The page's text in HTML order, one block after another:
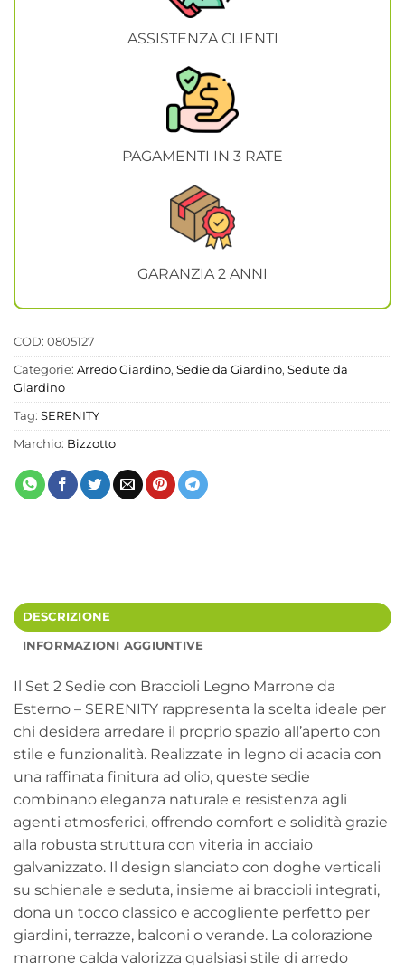
ASSISTENZA CLIENTI
PAGAMENTI IN 3 RATE
GARANZIA 2 ANNI
COD: 0805127
Categorie: Arredo Giardino, Sedie da Giardino, Sedute da
Giardino
Tag: SERENITY
Marchio: Bizzotto
DESCRIZIONE
INFORMAZIONI AGGIUNTIVE
Il Set 2 Sedie con Braccioli Legno Marrone da
Esterno – SERENITY rappresenta la scelta ideale per
chi desidera arredare il proprio spazio all’aperto con
stile e funzionalità. Realizzate in legno di acacia con
una raffinata finitura ad olio, queste sedie
combinano eleganza naturale e resistenza agli
agenti atmosferici, offrendo comfort e solidità grazie
alla robusta struttura con viteria in acciaio
galvanizzato. Il design slanciato con doghe verticali
su schienale e seduta, insieme ai braccioli integrati,
dona un tocco classico e accogliente perfetto per
giardini, terrazze, balconi o verande. La colorazione
marrone calda valorizza qualsiasi stile di arredo